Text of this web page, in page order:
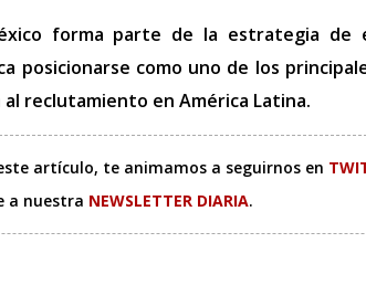
forma parte de la estrategia de
posicionarse como uno de los
reclutamiento en América Latina.
artículo, te animamos a seguirnos en
a nuestra NEWSLETTER DIARIA.